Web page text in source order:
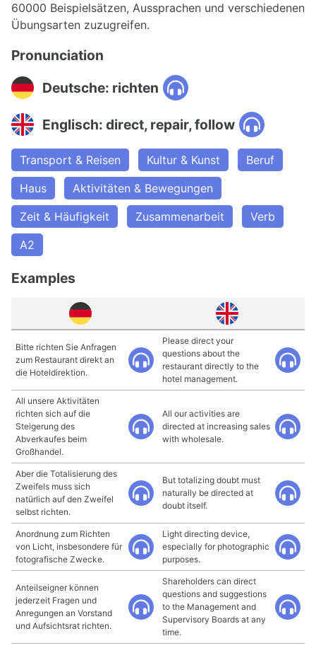
60000 Beispielsätzen, Aussprachen und verschiedenen
Übungsarten zuzugreifen.
Pronunciation
Deutsche: richten
Englisch: direct, repair, follow
Transport & Reisen Kultur & Kunst
Beruf
Haus
Aktivitäten & Bewegungen
Zeit & Häufigkeit
Zusammenarbeit
Verb
A2
Examples
Bitte richten Sie Anfragen
zum Restaurant direkt an
die Hoteldirektion.
Please direct your
questions about the
restaurant directly to the
hotel management.
All unsere Aktivitäten
richten sich auf die
Steigerung des
Abverkaufes beim
Großhandel.
All our activities are
directed at increasing sales
with wholesale.
Aber die Totalisierung des
Zweifels muss sich
natürlich auf den Zweifel
selbst richten.
But totalizing doubt must
naturally be directed at
doubt itself.
Anordnung zum Richten
von Licht, insbesondere für
fotografische Zwecke.
Light directing device,
especially for photographic
purposes.
Anteilseigner können
jederzeit Fragen und
Anregungen an Vorstand
und Aufsichtsrat richten.
Shareholders can direct
questions and suggestions
to the Management and
Supervisory Boards at any
time.